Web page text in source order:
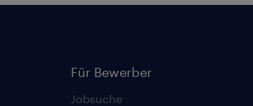
Für Bewerber
Jobsuche